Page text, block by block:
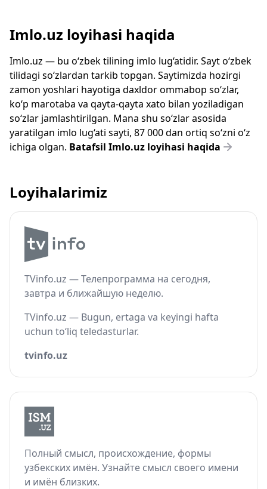
Imlo.uz loyihasi haqida
Imlo.uz — bu o‘zbek tilining imlo lug‘atidir. Sayt o‘zbek
tilidagi so‘zlardan tarkib topgan. Saytimizda hozirgi
zamon yoshlari hayotiga daxldor ommabop so‘zlar,
ko‘p marotaba va qayta-qayta xato bilan yoziladigan
so‘zlar jamlashtirilgan. Mana shu so‘zlar asosida
yaratilgan imlo lug‘ati sayti, 87 000 dan ortiq so‘zni o‘z
ichiga olgan. Batafsil Imlo.uz loyihasi haqida
Loyihalarimiz
TVinfo.uz — Телепрограмма на сегодня,
завтра и ближайшую неделю.
TVinfo.uz — Bugun, ertaga va keyingi hafta
uchun to‘liq teledasturlar.
tvinfo.uz
Полный смысл, происхождение, формы
узбекских имён. Узнайте смысл своего имени
и имён близких.